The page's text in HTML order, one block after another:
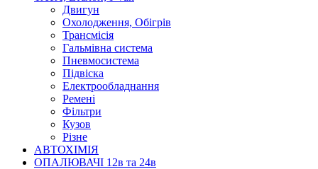
Двигун
Охолодження, Обігрів
Трансмісія
Гальмівна система
Пневмосистема
Підвіска
Електрообладнання
Ремені
Фільтри
Кузов
Різне
АВТОХІМІЯ
ОПАЛЮВАЧІ 12в та 24в